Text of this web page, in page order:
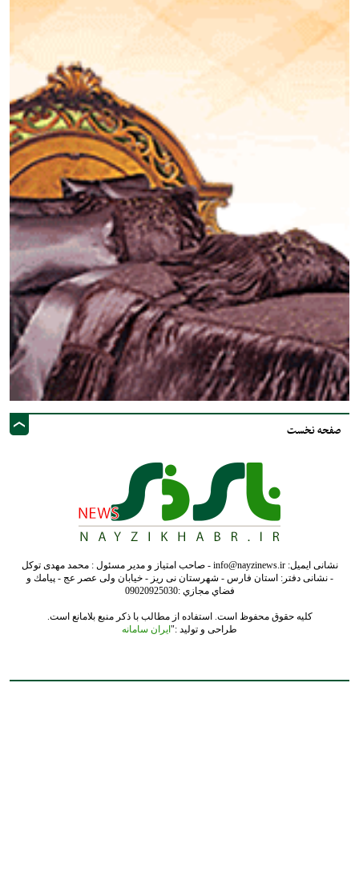
صفحه نخست
نشانی ایمیل: info@nayzinews.ir - صاحب امتیاز و مدیر مسئول : محمد مهدی توکل
- نشانی دفتر: استان فارس - شهرستان نی ریز - خیابان ولی عصر عج - پيامك و
فضاي مجازي :09020925030
کلیه حقوق محفوظ است. استفاده از مطالب با ذکر منبع بلامانع است.
طراحی و تولید :" ایران سامانه